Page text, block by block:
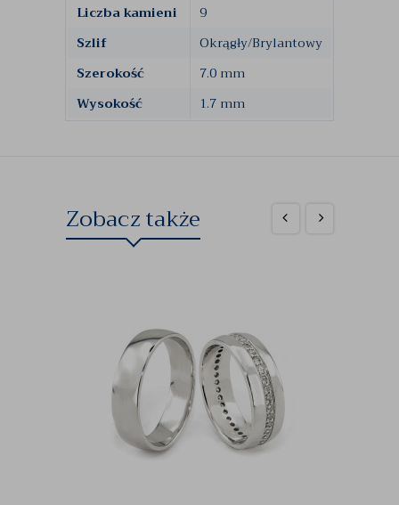
Liczba kamieni
9
Szlif
Okrągły/Brylantowy
Szerokość
7.0 mm
Wysokość
1.7 mm
Zobacz także